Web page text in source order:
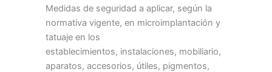
Medidas de seguridad a aplicar, según la
normativa vigente, en microimplantación y
tatuaje en los
establecimientos, instalaciones, mobiliario,
aparatos, accesorios, útiles, pigmentos,